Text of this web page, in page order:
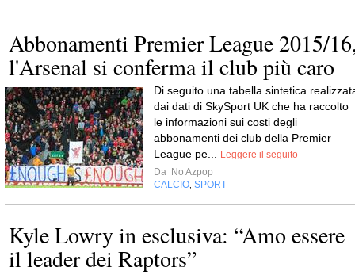
Abbonamenti Premier League 2015/
l'Arsenal si conferma il club più caro
Di seguito una tabella sintetica
dai dati di SkySport UK che ha raccolto
le informazioni sui costi degli
abbonamenti dei club della Premier
League pe...
Leggere il seguito
Da No Azpop
CALCIO SPORT
Kyle Lowry in esclusiva: “Amo essere
il leader dei Raptors”